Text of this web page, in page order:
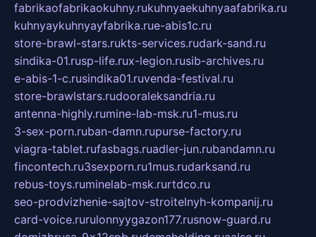
fabrikaofabrikaokuhny.rukuhnyaekuhnyaafabrika.ru
kuhnyaykuhnyayfabrika.rue-abis1c.ru
store-brawl-stars.rukts-services.rudark-sand.ru
sindika-01.rusp-life.rux-legion.rusib-archives.ru
e-abis-1-c.rusindika01.ruvenda-festival.ru
store-brawlstars.rudooraleksandria.ru
antenna-highly.rumine-lab-msk.ru1-mus.ru
3-sex-porn.ruban-damn.rupurse-factory.ru
viagra-tablet.rufasbags.ruadler-jun.rubandamn.ru
fincontech.ru3sexporn.ru1mus.rudarksand.ru
rebus-toys.ruminelab-msk.rurtdco.ru
seo-prodvizhenie-sajtov-stroitelnyh-kompanij.ru
card-voice.rurulonnyygazon177.rusnow-guard.ru